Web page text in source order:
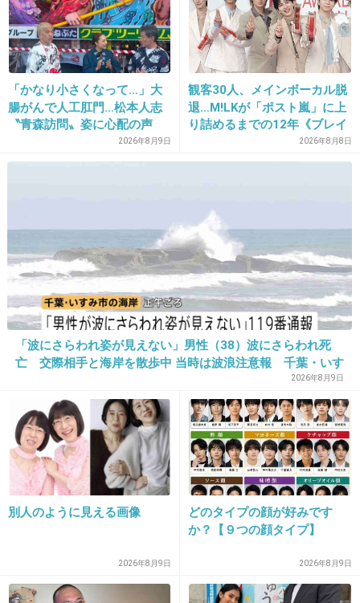
24. 匿名2015/10/31(土) 16:20:29
昔のバラエティはおもしろかったね、学校へ行
こうとかもそうだし
-0
１７年も前なことにびっくり！（笑）
リアルで見てたって年バレるね～^^;まあ懐かし
いからいっか
出典：pbs.twimg.com
+69 -1
26. 匿名2015/10/31(土) 16:21:23
リアルタイムで見てたのに・・・・・もう17年
もたったのね・・・・・ｗ
+29 -1
27. 匿名2015/10/31(土) 16:23:35
当者
「かなり小さくなって…」大
腸がんで人工肛門…松本人志
〝青森訪問〟姿に心配の声
続々「脂肪のない感じが痛ま
しい」「無理せずに」
2026年8月9日
観客30人、メインボーカル脱
退…M!LKが「ポスト嵐」に上
り詰めるまでの12年《ブレイ
2026年8月8日
「波にさらわれ姿が見えない」男性（38）波にさらわれ死
亡 交際相手と海岸を散歩中 当時は波浪注意報 千葉・いす
2026年8月9日
別人のように見える画像
2026年8月9日
どのタイプの顔が好みです
か？【９つの顔タイプ】
2026年8月9日